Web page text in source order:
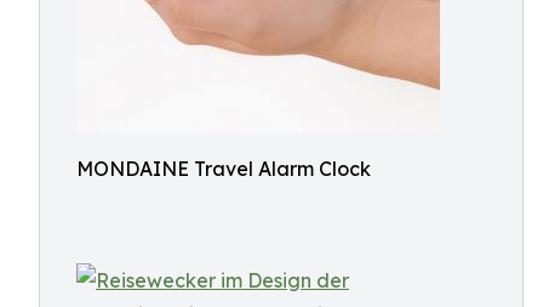
MONDAINE Travel Alarm Clock